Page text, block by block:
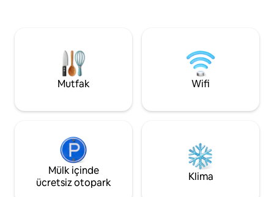
Mutfak Wifi
Mülk içinde
ücretsiz otopark
Klima